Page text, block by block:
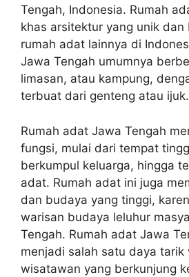
Tengah, Indonesia. Rumah
khas arsitektur yang unik
rumah adat lainnya di
Jawa Tengah umumnya
limasan, atau kampung,
terbuat dari genteng atau ijuk.
Rumah adat Jawa Tengah
fungsi, mulai dari tempat
berkumpul keluarga, hingga
adat. Rumah adat ini juga
dan budaya yang tinggi,
warisan budaya leluhur
Tengah. Rumah adat Jawa
menjadi salah satu daya tarik
wisatawan yang berkunjung